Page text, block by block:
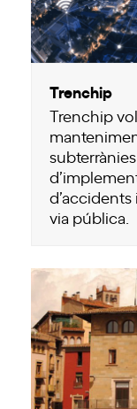
Trenchip
Trenchip
via pública.